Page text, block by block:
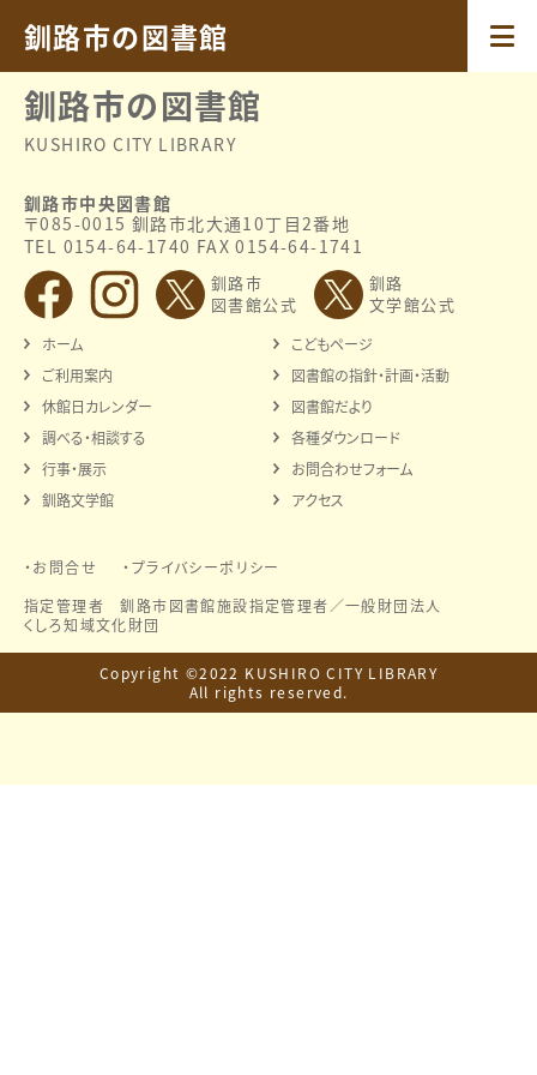
釧路市の図書館
釧路市の図書館
KUSHIRO CITY LIBRARY
釧路市中央図書館
〒085-0015 釧路市北大通10丁目2番地
TEL 0154-64-1740 FAX 0154-64-1741
釧路市
図書館公式
釧路
文学館公式
ホーム
ご利用案内
休館日カレンダー
調べる・相談する
行事・展示
釧路文学館
こどもページ
図書館の指針・計画・活動
図書館だより
各種ダウンロード
お問合わせフォーム
アクセス
お問合せ
プライバシーポリシー
指定管理者 釧路市図書館施設指定管理者／一般財団法人
くしろ知域文化財団
Copyright ©2022 KUSHIRO CITY LIBRARY
All rights reserved.